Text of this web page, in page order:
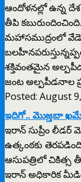
ఆందోళనల్లో ఉన్న
తీపి
మహాసముద్రంలో
శక్తివంతమైన
జంట అల్పపీడనాల
Posted: August
ఇదిగో.. మొజ్తబా
ఇరాన్ సుప్రీం లీడర్
ఉత్కంఠకు
ఆసుపత్రిలో చికిత్స
ఇరాన్ అధికారిక